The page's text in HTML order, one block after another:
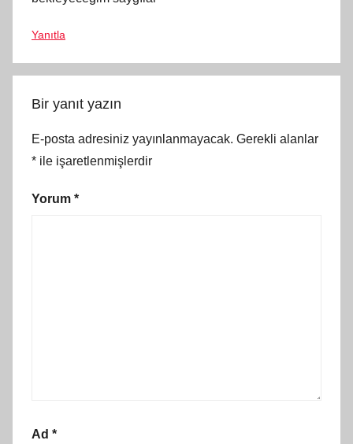
Yanıtla
Bir yanıt yazın
E-posta adresiniz yayınlanmayacak. Gerekli alanlar
* ile işaretlenmişlerdir
Yorum *
Ad *